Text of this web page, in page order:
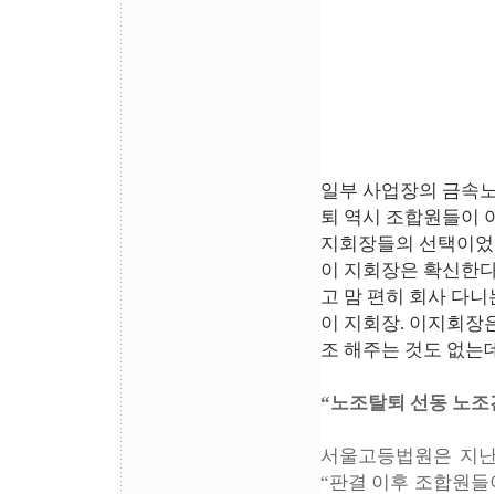
일부 사업장의 금속
퇴 역시 조합원들이
지회장들의 선택이
이 지회장은 확신한
고 맘 편히 회사 다
이 지회장. 이지회장
조 해주는 것도 없는
“노조탈퇴 선동 노
서울고등법원은 지
“판결 이후 조합원